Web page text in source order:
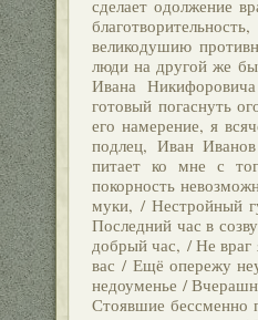
сделает одолжение
великодушию
люди на другой же
Ивана
готовый погаснуть
его намерение, я
подлец, Иван
питает ко мне с
покорность
муки, / Нестройный
Последний час в
добрый час, / Не
вас / Ещё опережу
недоуменье /
Стоявшие бессменно